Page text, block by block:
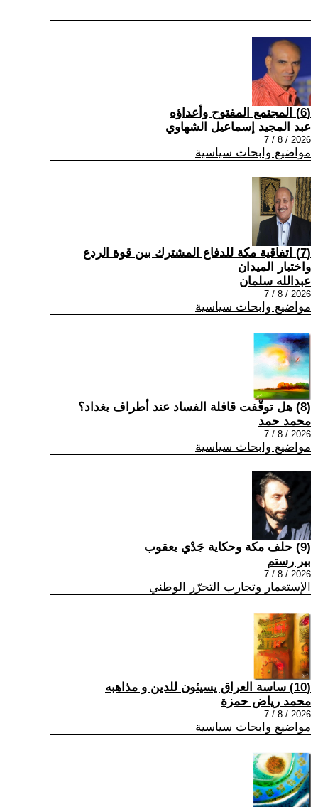
(6) المجتمع المفتوح وأعداؤه
عبد المجيد إسماعيل الشهاوي
2026 / 8 / 7
مواضيع وابحاث سياسية
(7) اتفاقية مكة للدفاع المشترك بين قوة الردع
واختبار الميدان
عبدالله سلمان
2026 / 8 / 7
مواضيع وابحاث سياسية
(8) هل توقّفت قافلة الفساد عند أطراف بغداد؟
محمد حمد
2026 / 8 / 7
مواضيع وابحاث سياسية
(9) حلف مكة وحكاية جَدْي يعقوب
بير رستم
2026 / 8 / 7
الإستعمار وتجارب التحرّر الوطني
(10) ساسة العراق يسيئون للدين و مذاهبه
محمد رياض حمزة
2026 / 8 / 7
مواضيع وابحاث سياسية